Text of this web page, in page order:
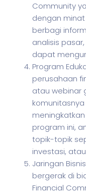
Community
dengan
berbagi
analisis
dapat
Program
perusahaan
atau webinar
program ini,
topik-topik
investasi,
Jaringan
bergerak di
Financial